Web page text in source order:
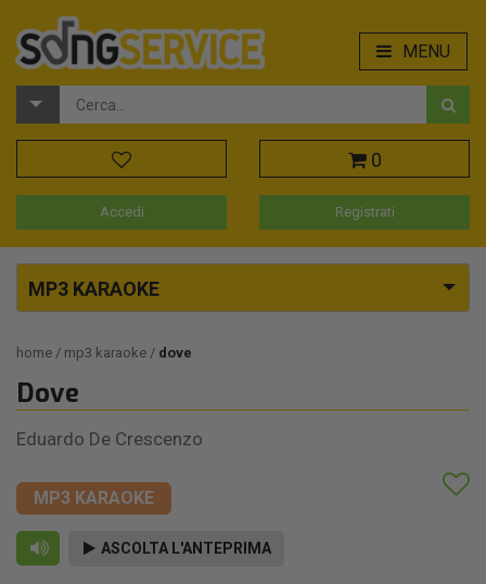
MENU
0
Accedi Registrati
MP3 KARAOKE
home mp3 karaoke dove
Dove
Eduardo De Crescenzo
MP3 KARAOKE
ASCOLTA L'ANTEPRIMA